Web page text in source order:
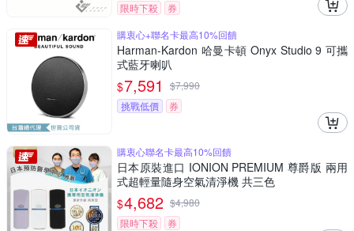
限時下殺
券
購衷心+聯名卡最高10%回饋
Harman-Kardon 哈曼卡頓 Onyx Studio 9 可攜
式藍牙喇叭
$7,591 $7,990
挑戰低價
券
購衷心聯名卡最高10%回饋
日本原裝進口 IONION PREMIUM 尊爵版 兩用
式超輕量隨身空氣清淨機 共三色
$4,682 $4,980
限時下殺
券